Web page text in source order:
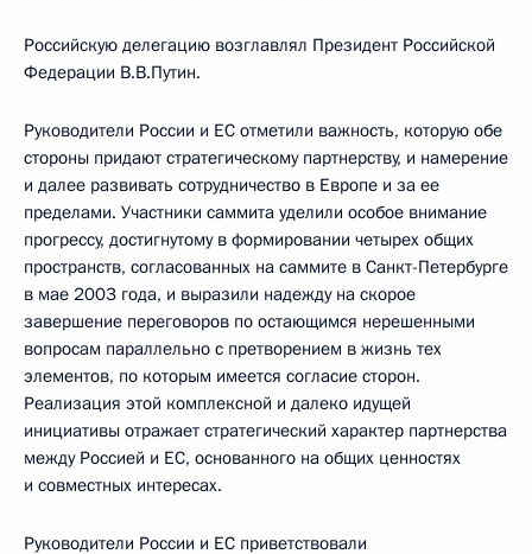
Российскую делегацию возглавлял Президент Российской
Федерации В.В.Путин.
Руководители России и ЕС отметили важность, которую обе
стороны придают стратегическому партнерству, и намерение
и далее развивать сотрудничество в Европе и за ее
пределами. Участники саммита уделили особое внимание
прогрессу, достигнутому в формировании четырех общих
пространств, согласованных на саммите в Санкт-Петербурге
в мае 2003 года, и выразили надежду на скорое
завершение переговоров по остающимся нерешенными
вопросам параллельно с претворением в жизнь тех
элементов, по которым имеется согласие сторон.
Реализация этой комплексной и далеко идущей
инициативы отражает стратегический характер партнерства
между Россией и ЕС, основанного на общих ценностях
и совместных интересах.
Руководители России и ЕС приветствовали